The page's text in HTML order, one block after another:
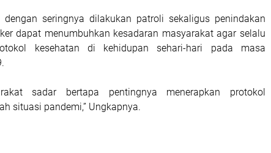
dengan seringnya dilakukan patroli sekaligus penindakan
dapat menumbuhkan kesadaran masyarakat agar selalu
kesehatan di kehidupan sehari-hari pada masa
sadar bertapa pentingnya menerapkan protokol
situasi pandemi,” Ungkapnya.